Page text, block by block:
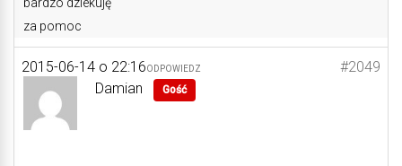
za pomoc
2015-06-14 o 22:16 #2049
ODPOWIEDZ
Damian Gość